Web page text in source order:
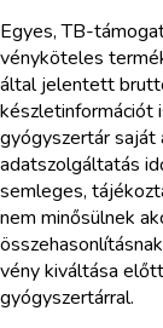
Egyes, TB-
vényköteles
által jelentett
készletinformációt
gyógyszertár saját
adatszolgáltatás
semleges,
nem minősülnek
vény kiváltása
gyógyszertárral.